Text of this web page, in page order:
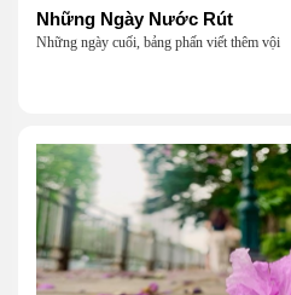
Những Ngày Nước Rút
Những ngày cuối, bảng phấn viết thêm vội